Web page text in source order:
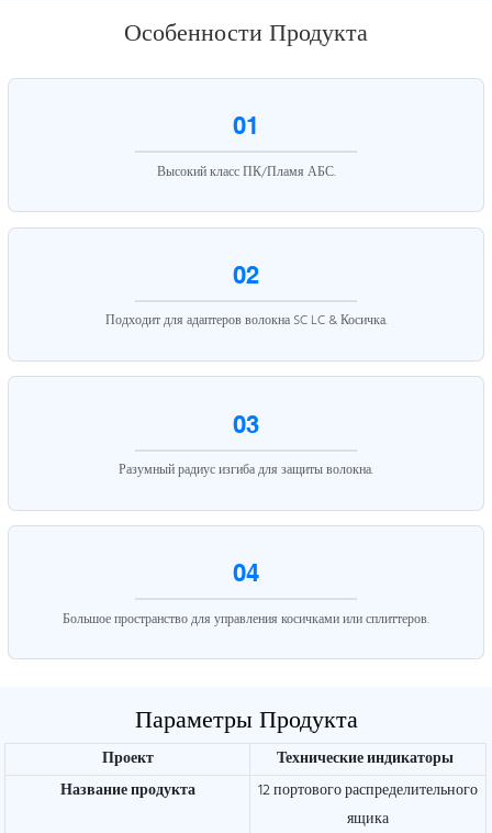
Особенности Продукта
01
Высокий класс ПК/Пламя АБС.
02
Подходит для адаптеров волокна SC LC & Косичка.
03
Разумный радиус изгиба для защиты волокна.
04
Большое пространство для управления косичками или сплиттеров.
Параметры Продукта
Проект
Технические индикаторы
Название продукта
12 портового распределительного
ящика